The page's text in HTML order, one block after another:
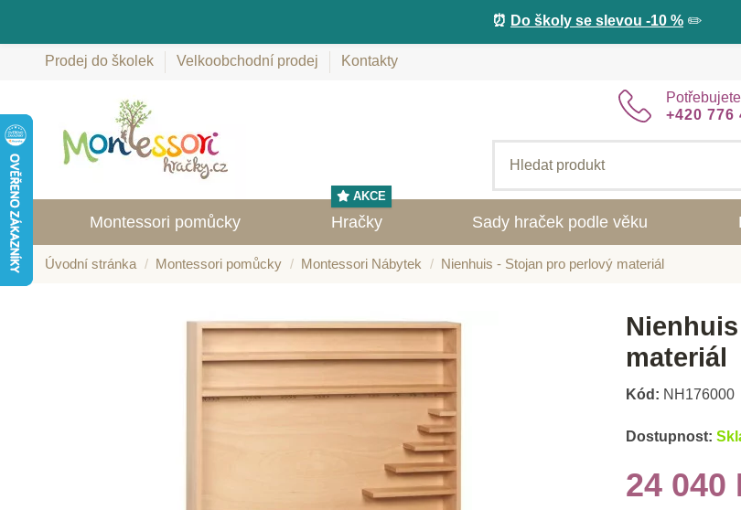
⏰ Do školy se slevou -10 % ✏️
Prodej do školek Velkoobchodní prodej Kontakty
+420 776
Montessori pomůcky Hračky
AKCE
Sady hraček podle věku
Úvodní stránka Montessori pomůcky Montessori Nábytek Nienhuis - Stojan pro perlový materiál
materiál
Kód: NH176000
Dostupnost:
24 040